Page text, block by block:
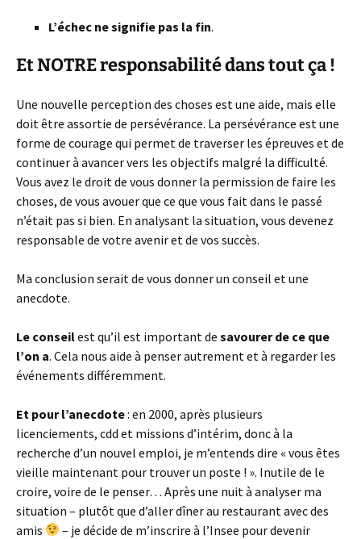
L’échec ne signifie pas la fin.
Et NOTRE responsabilité dans tout ça !
Une nouvelle perception des choses est une aide, mais elle
doit être assortie de persévérance. La persévérance est une
forme de courage qui permet de traverser les épreuves et de
continuer à avancer vers les objectifs malgré la difficulté.
Vous avez le droit de vous donner la permission de faire les
choses, de vous avouer que ce que vous fait dans le passé
n’était pas si bien. En analysant la situation, vous devenez
responsable de votre avenir et de vos succès.
Ma conclusion serait de vous donner un conseil et une
anecdote.
Le conseilest qu’il est important de savourer de ce que
l’on a. Cela nous aide à penser autrement et à regarder les
événements différemment.
Et pour l’anecdote: en 2000, après plusieurs
licenciements, cdd et missions d’intérim, donc à la
recherche d’un nouvel emploi, je m’entends dire « vous êtes
vieille maintenant pour trouver un poste ! ». Inutile de le
croire, voire de le penser… Après une nuit à analyser ma
situation – plutôt que d’aller dîner au restaurant avec des
amis
– je décide de m’inscrire à l’Insee pour devenir